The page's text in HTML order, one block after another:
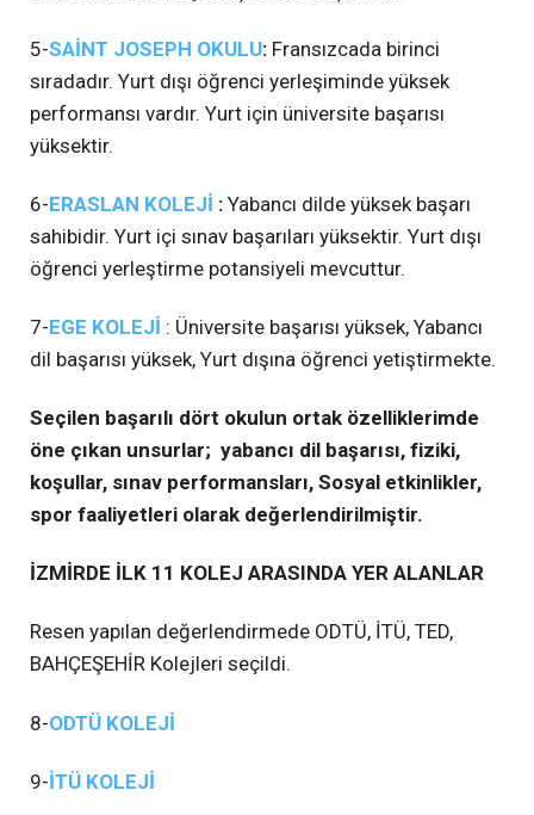
5-SAİNT JOSEPH OKULU: Fransızcada birinci
sıradadır. Yurt dışı öğrenci yerleşiminde yüksek
performansı vardır. Yurt için üniversite başarısı
yüksektir.
6-ERASLAN KOLEJİ : Yabancı dilde yüksek başarı
sahibidir. Yurt içi sınav başarıları yüksektir. Yurt dışı
öğrenci yerleştirme potansiyeli mevcuttur.
7-EGE KOLEJİ : Üniversite başarısı yüksek, Yabancı
dil başarısı yüksek, Yurt dışına öğrenci yetiştirmekte.
Seçilen başarılı dört okulun ortak özelliklerimde
öne çıkan unsurlar; yabancı dil başarısı, fiziki,
koşullar, sınav performansları, Sosyal etkinlikler,
spor faaliyetleri olarak değerlendirilmiştir.
İZMİRDE İLK 11 KOLEJ ARASINDA YER ALANLAR
Resen yapılan değerlendirmede ODTÜ, İTÜ, TED,
BAHÇEŞEHİR Kolejleri seçildi.
8-ODTÜ KOLEJİ
9-İTÜ KOLEJİ